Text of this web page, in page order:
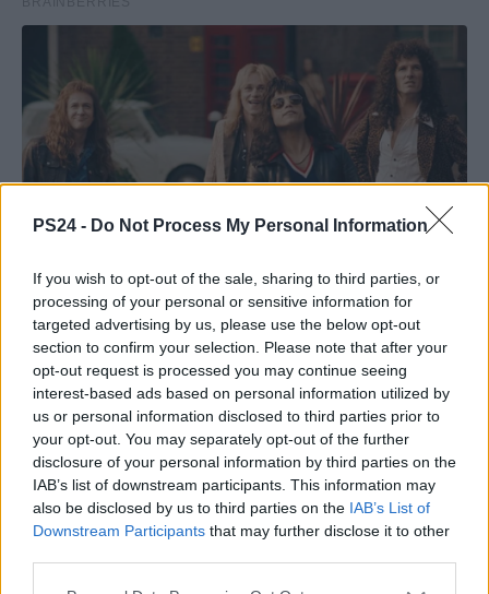
PS24 - Do Not Process My Personal Information
If you wish to opt-out of the sale, sharing to third parties, or
processing of your personal or sensitive information for
targeted advertising by us, please use the below opt-out
section to confirm your selection. Please note that after your
opt-out request is processed you may continue seeing
interest-based ads based on personal information utilized by
us or personal information disclosed to third parties prior to
your opt-out. You may separately opt-out of the further
disclosure of your personal information by third parties on the
IAB’s list of downstream participants. This information may
also be disclosed by us to third parties on the IAB’s List of
Downstream Participants that may further disclose it to other